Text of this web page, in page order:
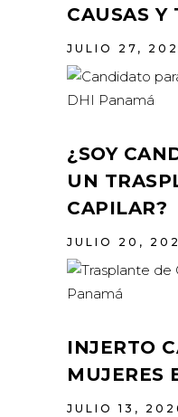
CAUSAS Y
JULIO 27,
¿SOY
UN
CAPILAR?
JULIO 20,
INJERTO
MUJERES
JULIO 13,